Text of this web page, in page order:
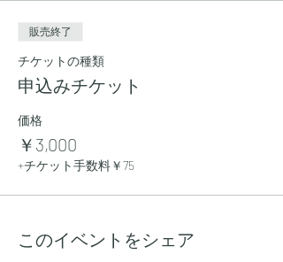
販売終了
チケットの種類
申込みチケット
価格
￥3,000
+チケット手数料￥75
このイベントをシェア